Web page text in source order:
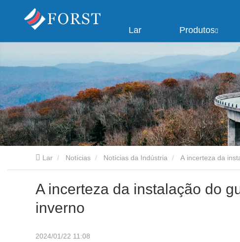
Lar Produtos
Lar Notícias Notícias da Indústria A incerteza da
A incerteza da instalação do
inverno
2024/01/22 11:08